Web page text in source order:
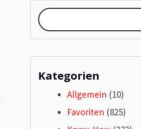
Kategorien
Allgemein (10)
Favoriten (825)